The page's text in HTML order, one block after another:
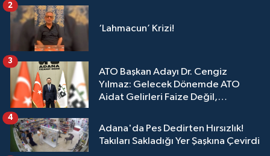
‘Lahmacun’ Krizi!
2
ATO Başkan Adayı Dr. Cengiz
Yılmaz: Gelecek Dönemde ATO
Aidat Gelirleri Faize Değil,
3
Adana'da Pes Dedirten Hırsızlık!
Takıları Sakladığı Yer Şaşkına Çevirdi
4